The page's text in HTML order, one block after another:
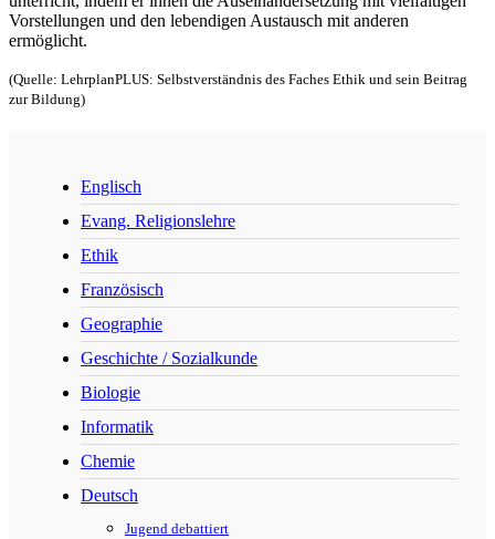
Vorstellungen und den lebendigen Austausch mit anderen
ermöglicht.
(Quelle: LehrplanPLUS: Selbstverständnis des Faches Ethik und sein Beitrag
zur Bildung)
Englisch
Evang. Religionslehre
Ethik
Französisch
Geographie
Geschichte / Sozialkunde
Biologie
Informatik
Chemie
Deutsch
Jugend debattiert